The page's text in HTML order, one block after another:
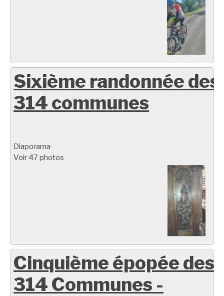
Sixième randonnée des
314 communes
Diaporama
Voir 47 photos
Cinquième épopée des
314 Communes -